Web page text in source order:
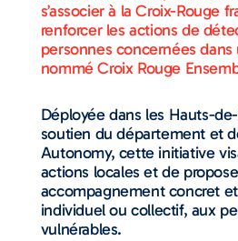
s’associer à la Croix-Rouge
renforcer les actions de
personnes concernées
nommé Croix Rouge
Déployée dans les Hauts-
soutien du département et
Autonomy, cette initiative
actions locales et de
accompagnement concret
individuel ou collectif, aux
vulnérables.